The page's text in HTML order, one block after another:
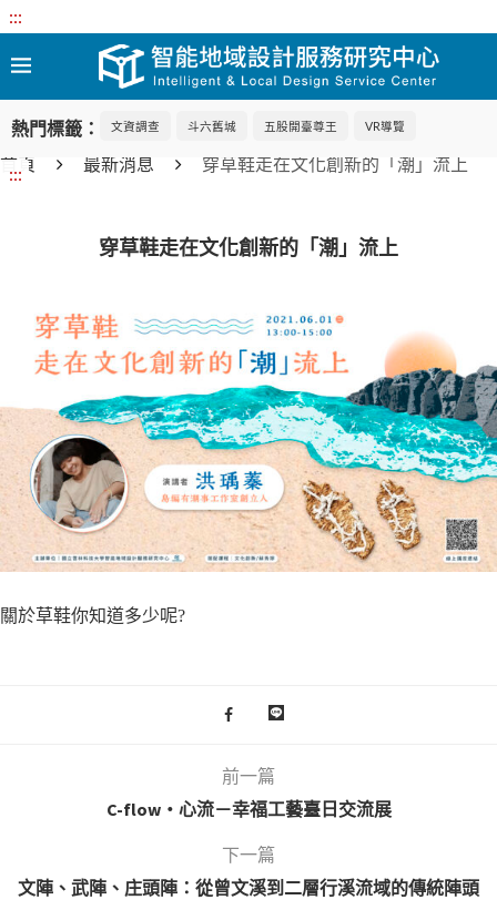
:::
熱門標籤： 文資調查 斗六舊城 五股開臺尊王 VR導覽
:::
首頁 最新消息 穿草鞋走在文化創新的「潮」流上
穿草鞋走在文化創新的「潮」流上
關於草鞋你知道多少呢?
前一篇
C-flow・心流－幸福工藝臺日交流展
下一篇
文陣、武陣、庄頭陣：從曾文溪到二層行溪流域的傳統陣頭